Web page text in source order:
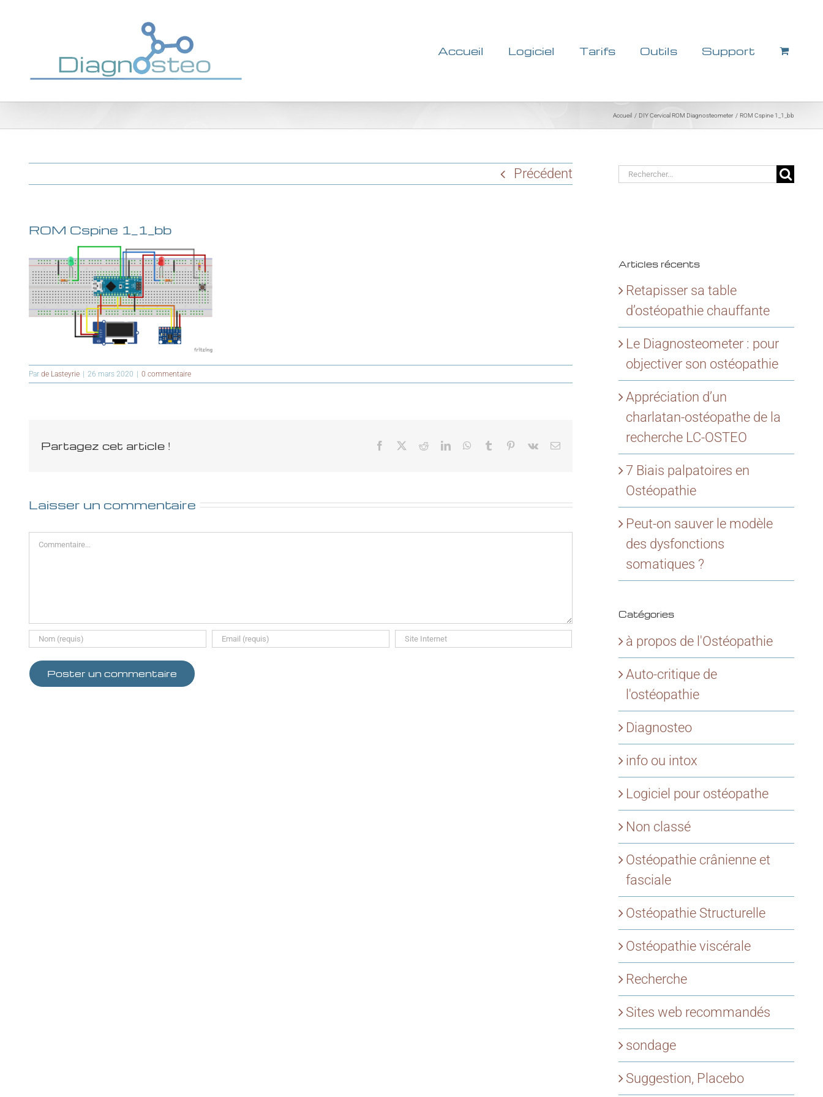
Accueil Logiciel Tarifs Outils Support
Accueil DIY Cervical ROM Diagnosteometer ROM Cspine 1_1_bb
Précédent
ROM Cspine 1_1_bb
Par de Lasteyrie 26 mars 2020 0 commentaire
Partagez cet article ! Facebook RedditLinkedInWhatsApp
Tumblr Pinterest
Vk Email
Laisser un commentaire
Commentaire
Rechercher:
Articles récents
Retapisser sa table
d’ostéopathie chauffante
Le Diagnosteometer : pour
objectiver son ostéopathie
Appréciation d’un
charlatan-ostéopathe de la
recherche LC-OSTEO
7 Biais palpatoires en
Ostéopathie
Peut-on sauver le modèle
des dysfonctions
somatiques ?
Catégories
à propos de l'Ostéopathie
Auto-critique de
l'ostéopathie
Diagnosteo
info ou intox
Logiciel pour ostéopathe
Non classé
Ostéopathie crânienne et
fasciale
Ostéopathie Structurelle
Ostéopathie viscérale
Recherche
Sites web recommandés
sondage
Suggestion, Placebo